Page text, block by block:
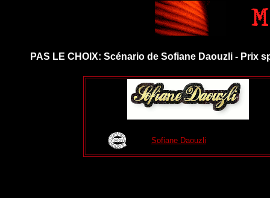
PAS LE CHOIX: Scénario de Sofiane Daouzli - Prix
Sofiane Daouzli